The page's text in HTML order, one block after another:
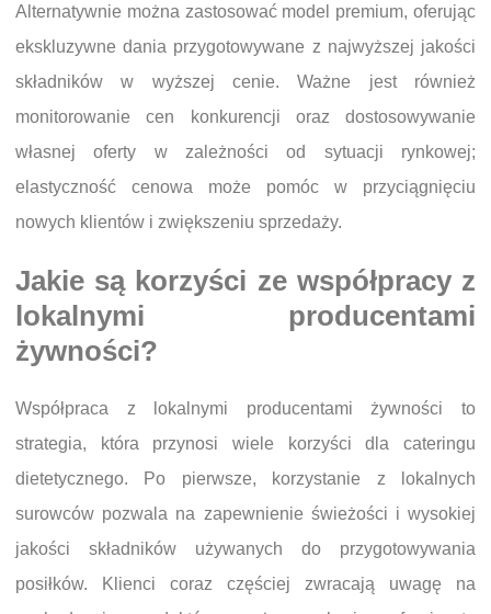
Alternatywnie można zastosować model premium, oferując
ekskluzywne dania przygotowywane z najwyższej jakości
składników w wyższej cenie. Ważne jest również
monitorowanie cen konkurencji oraz dostosowywanie
własnej oferty w zależności od sytuacji rynkowej;
elastyczność cenowa może pomóc w przyciągnięciu
nowych klientów i zwiększeniu sprzedaży.
Jakie są korzyści ze współpracy z
lokalnymi producentami
żywności?
Współpraca z lokalnymi producentami żywności to
strategia, która przynosi wiele korzyści dla cateringu
dietetycznego. Po pierwsze, korzystanie z lokalnych
surowców pozwala na zapewnienie świeżości i wysokiej
jakości składników używanych do przygotowywania
posiłków. Klienci coraz częściej zwracają uwagę na